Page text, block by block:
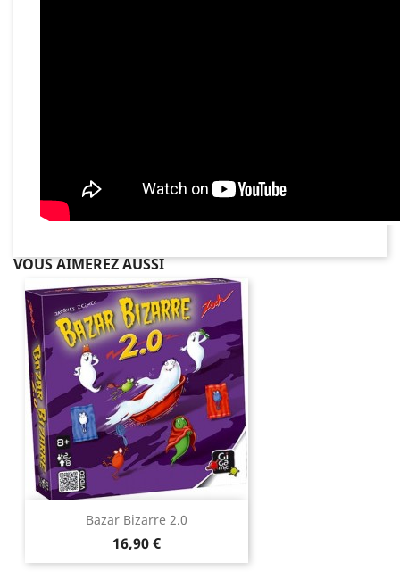
VOUS AIMEREZ AUSSI
Bazar Bizarre 2.0
Prix
16,90 €